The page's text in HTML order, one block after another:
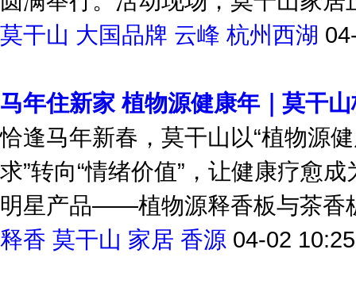
圆满举行。活动现场，莫干山家居
莫干山 大国品牌 云峰 杭州西湖
马年住新家 植物源健康年｜莫干
恰逢马年新春，莫干山以“植物源
求”转向“情绪价值”，让健康疗愈
明星产品——植物源释香板与茶香
释香 莫干山 家居 香源